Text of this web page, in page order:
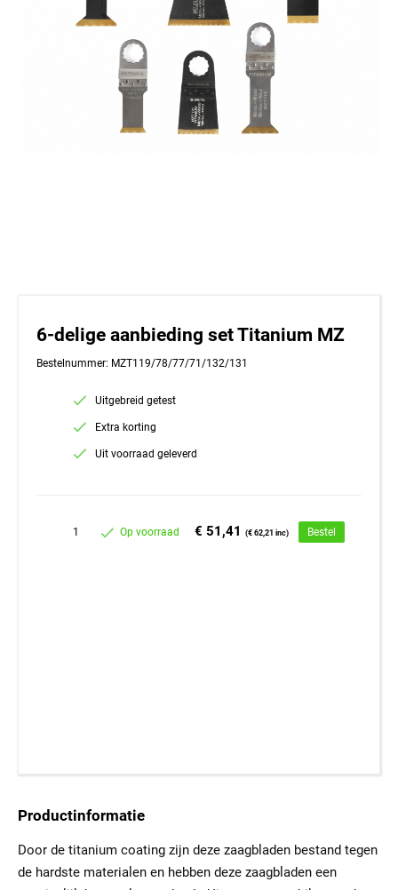
6-delige aanbieding set Titanium MZ
Bestelnummer: MZT119/78/77/71/132/131
Uitgebreid getest
Extra korting
Uit voorraad geleverd
1 Op voorraad € 51,41(€ 62,21 inc) Bestel
Productinformatie
Door de titanium coating zijn deze zaagbladen bestand tegen
de hardste materialen en hebben deze zaagbladen een